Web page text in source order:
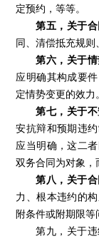
定预约，等等。
第五，关于合
同、清偿抵充规则
第六，关于情
应明确其构成要
定情势变更的效力。
第七，关于
安抗辩和预期违
应当明确，这二
双务合同为对象，
第八，关于合
力、根本违约的
附条件或附期限等
第九，关于